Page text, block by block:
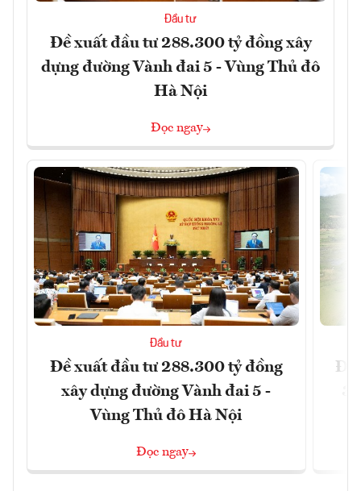
Đầu tư
Đề xuất đầu tư 288.300 tỷ đồng xây
dựng đường Vành đai 5 - Vùng Thủ đô
Hà Nội
Đọc ngay
Đầu tư
Đề xuất đầu tư 288.300 tỷ đồng
xây dựng đường Vành đai 5 -
Vùng Thủ đô Hà Nội
Đọc ngay